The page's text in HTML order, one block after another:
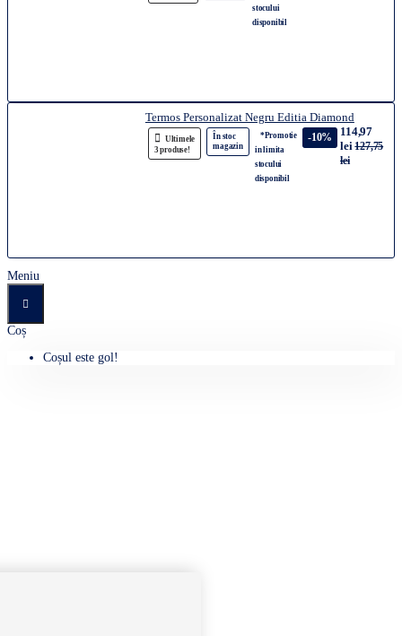
stocului
disponibil
Termos Personalizat Negru Editia Diamond
Ultimele
3 produse!
În stoc
magazin
*Promotie
in limita
stocului
disponibil
-10%
114,97
lei 127,75
lei
Meniu
Coș
Coșul este gol!